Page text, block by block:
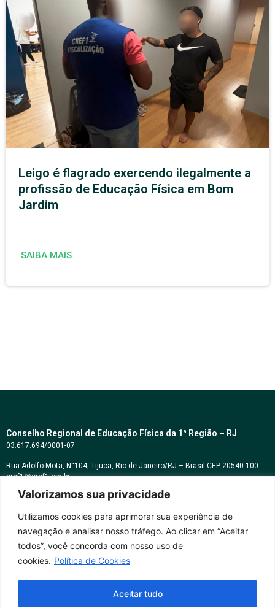
Valorizamos sua privacidade
Utilizamos cookies para aprimorar sua experiência de
navegação e analisar nosso tráfego. Ao clicar em “Aceitar
todos”, você concorda com nosso uso de
cookies. Política de Cookies
Aceitar tudo
Leigo é flagrado exercendo ilegalmente a
profissão de Educação Física em Bom
Jardim
SAIBA MAIS
Conselho Regional de Educação Física da 1ª Região – RJ
03.617.694/0001-07
Rua Adolfo Mota, N°104, Tijuca, Rio de Janeiro/RJ – Brasil CEP 20540-100
cref1@cref1.org.br
Assessoria de comunicação:
Horários de atendimento:
Whatsapp: (21) 2569-2398